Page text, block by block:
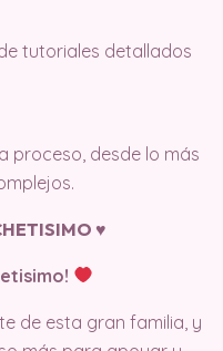
tutoriales detallados
proceso, desde lo más
♥️
de esta gran familia, y